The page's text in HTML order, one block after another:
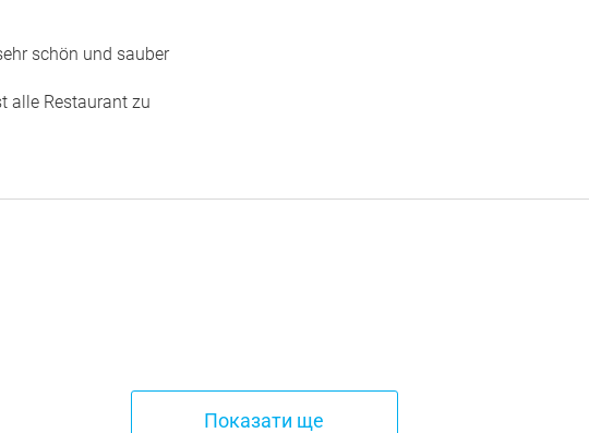
schön und sauber
alle Restaurant zu
Показати ще